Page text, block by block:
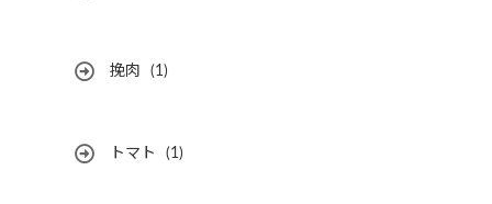
挽肉 (1)
トマト (1)